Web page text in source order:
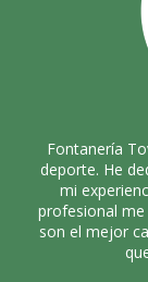
Fontanería
deporte. He
mi
profesional me
son el mejor